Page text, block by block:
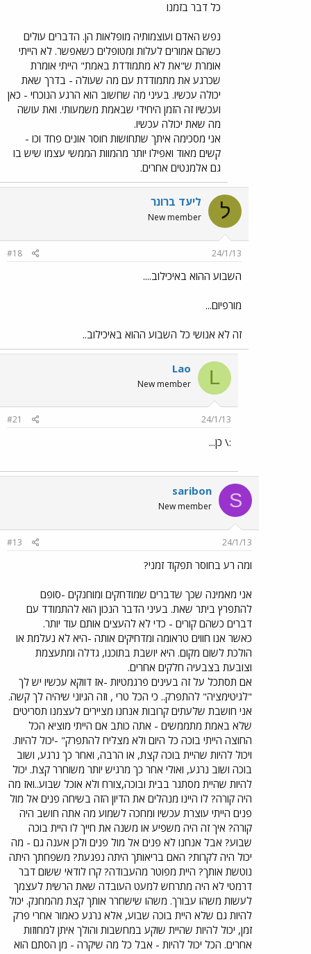
כל דבר בזמנו
נפש האדם ועוצמותיה מופלאות הן. הדברים עולים
כשהם אמורים לעלות ומטופלים כשאפשר. לא הייתי
אומרת ש"את לא מתמודדת באמת" הייתי אומרת
שכרגע את מתמודדת עם מה שעולה - בדרך שאת
יכולה עכשיו. בעיני מה שחשוב הוא הרגע הנוכחי - כאן
ועכשיו זה הזמן היחידי שבאמת משמעותי. ואת עושה
מה שאת יכולה עכשיו.
אני מסכימה איתך שתחושות חוסר אונים פחד וכו -
קשים מאוד ואפילו יותר מהמוות הממשי עצמו שיש בו
גם אלמנטים אחרים.
ל ליעד ברונר
New member
24/1/13
#18
השבוע ההוא באיכילוב....
מורפיום...
זה לא אנושי כל השבוע ההוא באיכילוב..
L
Lao
New member
24/1/13
#21
:\ כן...
S
saribon
New member
24/1/13
#13
ומה רע בחוסר תפקוד זמני?
אני מאמינה שכך שדברים שמודחקים ומוחנקים -סופם
להתפרץ ביתר שאת. בעיני הדבר הנכון הוא להתמודד עם
דברים כשהם קורים - כדי לא להעצים אותם עוד יותר.
כאשר אנו חווים טראומה ומדחיקים אותה -היא לא נעלמת או
הולכת לשום מקום. היא יושבת בתוכנו, גדלה ומתעצמת
וצובעת בצבעיה חלקים אחרים.
אם תסתכל על זה בעינים פרגמטיות -אז דווקא עכשיו יש לך
"לגיטימציה" להתפרק.. כי הכל טרי , וזה הגיוני שיהיה לך קשה.
אני חושבת שלעתים קרובות אנחנו מציירים לעצמנו תסריטים
שלא באמת מתממשים - אתה כותב אם הייתי מוציא הכל
החוצה הייתי בוכה כל היום ולא מצליח להתפרק" -יכול להיות.
ויכול להיות שהיית בוכה קצת, או הרבה, ואחר כך נרגע, ושוב
בוכה ושוב נרגע, ואולי אחר כך מרגיש יותר משוחרר קצת. יכול
להיות שהיית מסתגר בבית ובוכה,צורח ולא אוכל שבוע..ואז מה
היה קורה? לו היינו מנהלים את הדיון הזה בשיחה פנים אל מול
פנים הייתי עוצרת עכשיו ומחכה לשמוע מה אתה חושב היה
קורה? איך זה היה משפיע או משנה את חייך לו היית בוכה
שבוע? אבל אנחנו לא פנים אל מול פנים ולכן אענה גם - מה
יכול היה לקרות? האם בריאותך היתה נפגעת? משפחתך היתה
נוטשת אותך? היית מפוטר מהעבודה? קרו לודאי ששום דבר
דרמטי לא היה מתרחש למעט העובדה שאת הרשית לעצמך
לעשות משהו עבורך. משהו שישחרר אותך קצת מהמחנק. יכול
להיות גם שלא היית בוכה שבוע, אלא נרגע כאמור אחרי פרק
זמן, יכול להיות שהיית שוקע במחשבות והולך איתן למחוזות
אחרים. הכל יכול להיות - אבל כל מה שיקרה - מן הסתם הוא